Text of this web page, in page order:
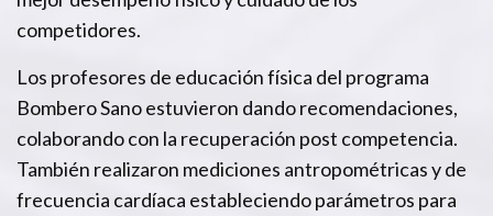
competidores.
Los profesores de educación física del programa
Bombero Sano estuvieron dando recomendaciones,
colaborando con la recuperación post competencia.
También realizaron mediciones antropométricas y de
frecuencia cardíaca estableciendo parámetros para